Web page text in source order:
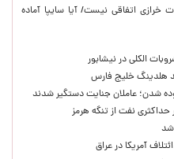
خرازی اتفاقی نیست/ آیا سایپا آماده
شدن؛ عاملان جنایت دستگیر شدند
حداکثری نفت از تنگه هرمز
شد
آمریکا در عراق